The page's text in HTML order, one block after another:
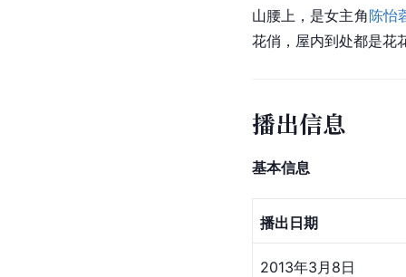
山腰上，是女主角陈怡
花俏，屋内到处都是花
播出信息
基本信息
播出日期
2013年3月8日